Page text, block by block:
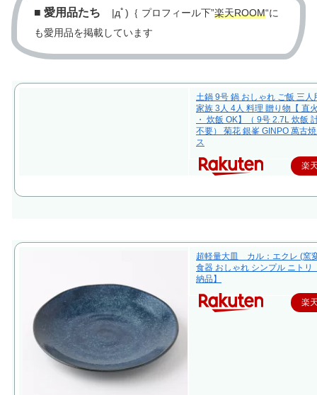
■ 愛用品たち |дﾟ)｛ プロフィール下”楽天ROOM“に
も愛用品を掲載しています
土鍋 9号 鍋 おしゃれ ご飯 三人
家族 3人 4人 料理 贈り物【 直
・ 炊飯 OK】（ 9号 2.7L 炊飯
不要） 菊花 銀峯 GINPO 萬古
ス
楽
超軽量大皿 カル：エクレ (窯
食器 おしゃれ シンプル ニトリ
納品】
楽